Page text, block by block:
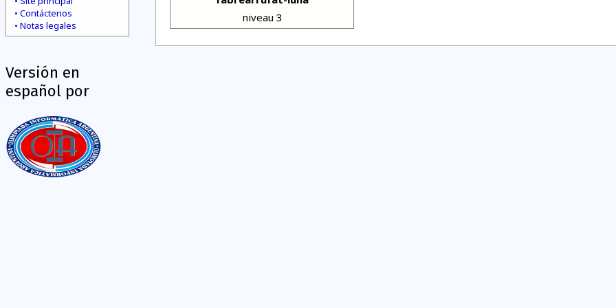
Contáctenos
Notas legales
Versión en
español por
niveau 3